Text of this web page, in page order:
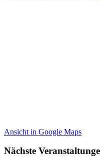
Ansicht in Google Maps
Nächste